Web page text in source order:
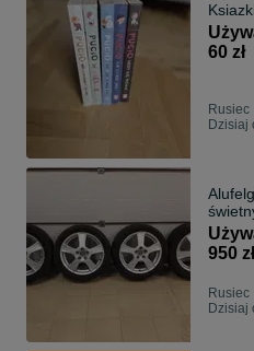
60 zł
Rusiec
Dzisiaj
950 zł
Rusiec
Dzisiaj